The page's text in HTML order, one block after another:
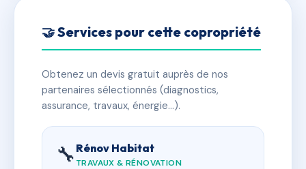
🤝 Services pour cette copropriété
Obtenez un devis gratuit auprès de nos
partenaires sélectionnés (diagnostics,
assurance, travaux, énergie…).
🔧 Rénov Habitat
TRAVAUX & RÉNOVATION